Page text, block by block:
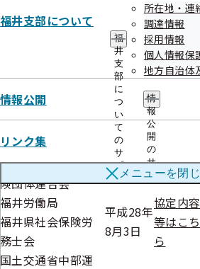
福井支部について
福
井
支
部
に
つ
い
て
の
サ
ブ
メ
ー
所在地・連
調達情報
採用情報
個人情報保
地方自治体
情報公開
情
報
公
開
の
サ
ブ
メ
ニ
ュ
ー
リンク集
メニューを閉
一般社団法人 福井
県医師会
県薬剤師会
健康保険組合連合
会福井連合会
福井県国民健康保
険団体連合会
平成28
年4月18
日
協定内容
等はこち
ら
福井労働局
福井県社会保険労
務士会
平成28年
8月3日
協定内容
等はこち
ら
国土交通省中部運